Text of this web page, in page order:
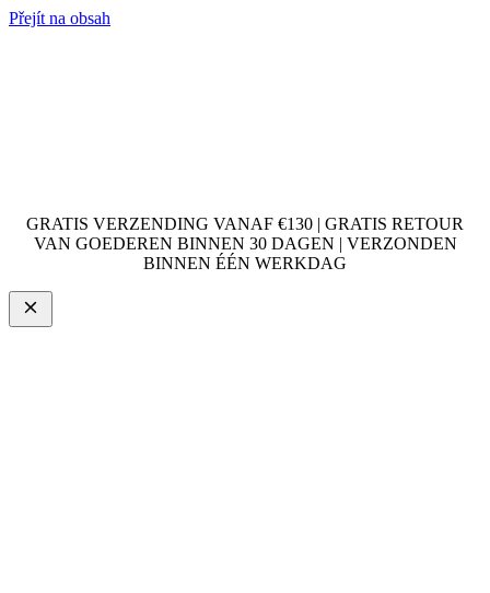
Přejít na obsah
GRATIS VERZENDING VANAF €130 | GRATIS RETOUR
VAN GOEDEREN BINNEN 30 DAGEN | VERZONDEN
BINNEN ÉÉN WERKDAG